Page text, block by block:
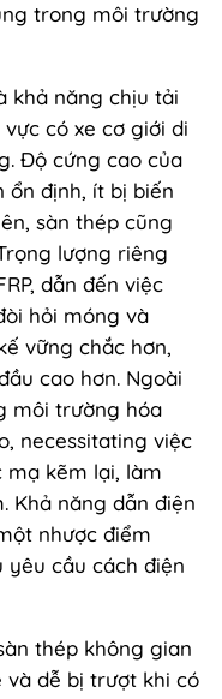
trong môi trường
khả năng chịu tải
có xe cơ giới di
Độ cứng cao của
ổn định, ít bị biến
sàn thép cũng
lượng riêng
dẫn đến việc
hỏi móng và
vững chắc hơn,
cao hơn. Ngoài
môi trường hóa
necessitating việc
mạ kẽm lại, làm
Khả năng dẫn điện
nhược điểm
cầu cách điện
thép không gian
và dễ bị trượt khi có